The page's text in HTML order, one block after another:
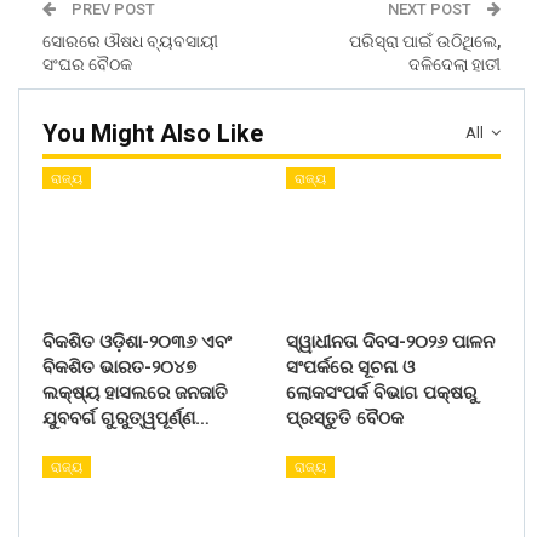
PREV POST
ସୋରରେ ଔଷଧ ବ୍ୟବସାୟୀ
ସଂଘର ବୈଠକ
NEXT POST
ପରିସ୍ରା ପାଇଁ ଉଠିଥିଲେ,
ଦଳିଦେଲା ହାତୀ
All
You Might Also Like
ରାଜ୍ୟ
ବିକଶିତ ଓଡ଼ିଶା-୨୦୩୬ ଏବଂ
ବିକଶିତ ଭାରତ-୨୦୪୭
ଲକ୍ଷ୍ୟ ହାସଲରେ ଜନଜାତି
ଯୁବବର୍ଗ ଗୁରୁତ୍ୱପୂର୍ଣ୍ଣ…
ରାଜ୍ୟ
ସ୍ୱାଧୀନତା ଦିବସ-୨୦୨୬ ପାଳନ
ସଂପର୍କରେ ସୂଚନା ଓ
ଲୋକସଂପର୍କ ବିଭାଗ ପକ୍ଷରୁ
ପ୍ରସ୍ତୁତି ବୈଠକ
ରାଜ୍ୟ ରାଜ୍ୟ